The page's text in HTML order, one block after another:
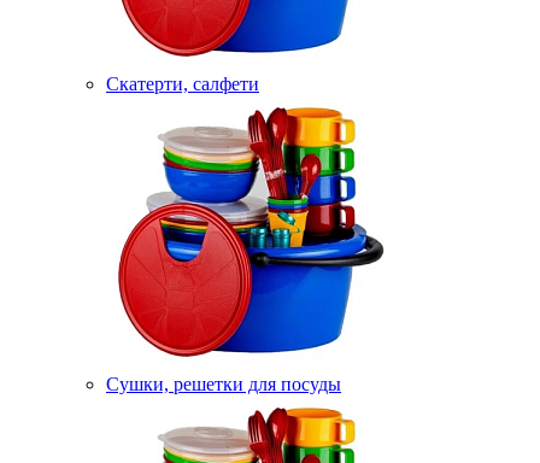
Скатерти, салфети
Сушки, решетки для посуды